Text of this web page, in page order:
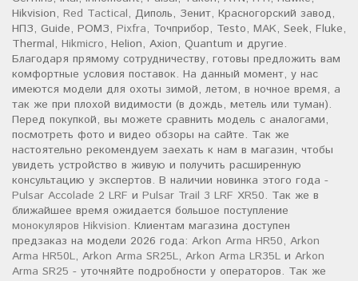
Hikvision, Red Tactical, Диполь, Зенит, Красногорский завод,
НПЗ, Guide, РОМЗ, Pixfra, Точприбор, Testo, MAK, Seek, Fluke,
Thermal, Hikmicro, Helion, Axion, Quantum и другие.
Благодаря прямому сотрудничеству, готовы предложить вам
комфортные условия поставок. На данный момент, у нас
имеются модели для охоты зимой, летом, в ночное время, а
так же при плохой видимости (в дождь, метель или туман).
Перед покупкой, вы можете сравнить модель с аналогами,
посмотреть фото и видео обзоры на сайте. Так же
настоятельно рекомендуем заехать к нам в магазин, чтобы
увидеть устройство в живую и получить расширенную
консультацию у экспертов. В наличии новинка этого года -
Pulsar Accolade 2 LRF и Pulsar Trail 3 LRF XR50. Так же в
ближайшее время ожидается большое поступление
монокуляров Hikvision. Клиентам магазина доступен
предзаказ на модели 2026 года: Arkon Arma HR50, Arkon
Arma HR50L, Arkon Arma SR25L, Arkon Arma LR35L и Arkon
Arma SR25 - уточняйте подробности у операторов. Так же